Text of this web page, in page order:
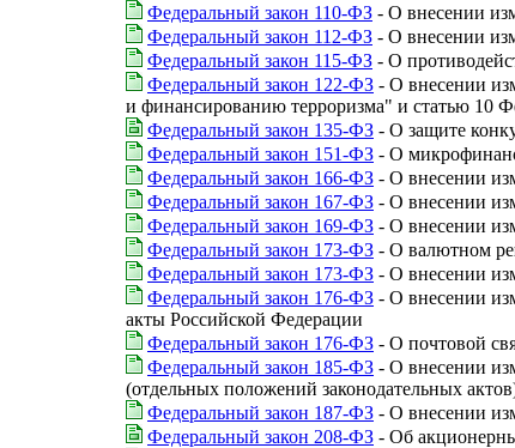
Федеральный закон 110-ФЗ - О внесении
Федеральный закон 112-ФЗ - О внесении
Федеральный закон 115-ФЗ - О
Федеральный закон 122-ФЗ - О внесении
и финансированию терроризма" и статью 10
Федеральный закон 135-ФЗ - О защите
Федеральный закон 151-ФЗ - О
Федеральный закон 166-ФЗ - О внесении
Федеральный закон 167-ФЗ - О внесении
Федеральный закон 169-ФЗ - О внесении
Федеральный закон 173-ФЗ - О валютном
Федеральный закон 173-ФЗ - О внесении
Федеральный закон 176-ФЗ - О внесении
акты Российской Федерации
Федеральный закон 176-ФЗ - О почтовой
Федеральный закон 185-ФЗ - О внесении
(отдельных положений законодательных
Федеральный закон 187-ФЗ - О внесении
Федеральный закон 208-ФЗ - Об